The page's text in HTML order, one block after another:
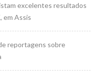
excelentes resultados
em Assis
reportagens sobre